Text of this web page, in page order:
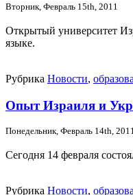
Вторник, Февраль 15th, 2011
Открытый университет
языке.
Рубрика Новости,
Опыт Израиля и
Понедельник, Февраль 14th,
Сегодня 14 февраля
Рубрика Новости,